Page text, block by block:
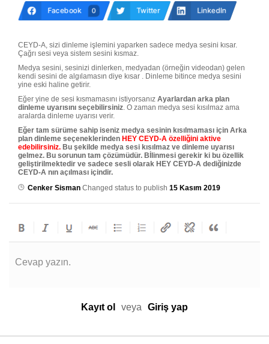
Facebook 0 Twitter LinkedIn
CEYD-A, sizi dinleme işlemini yaparken sadece medya sesini kısar.
Çağrı sesi veya sistem sesini kısmaz.
Medya sesini, sesinizi dinlerken, medyadan (örneğin videodan) gelen
kendi sesini de algılamasın diye kısar . Dinleme bitince medya sesini
yine eski haline getirir.
Eğer yine de sesi kısmamasını istiyorsanız Ayarlardan arka plan
dinleme uyarısını seçebilirsiniz . O zaman medya sesi kısılmaz ama
aralarda dinleme uyarısı verir.
Eğer tam sürüme sahip iseniz medya sesinin kısılmaması için Arka
plan dinleme seçeneklerinden HEY CEYD-A özelliğini aktive
edebilirsiniz. Bu şekilde medya sesi kısılmaz ve dinleme uyarısı
gelmez. Bu sorunun tam çözümüdür. Bİlinmesi gerekir ki bu özellik
geliştirilmektedir ve sadece sesli olarak HEY CEYD-A dediğinizde
CEYD-A nın açılması içindir.
Cenker Sisman Changed status to publish 15 Kasım 2019
Cevap yazın.
Kayıt ol veya Giriş yap